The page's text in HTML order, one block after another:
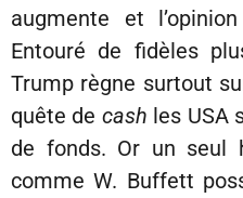
augmente et
Entouré de fidèles
Trump règne surtout
quête de cash les USA
de fonds. Or un seul
comme W. Buffett